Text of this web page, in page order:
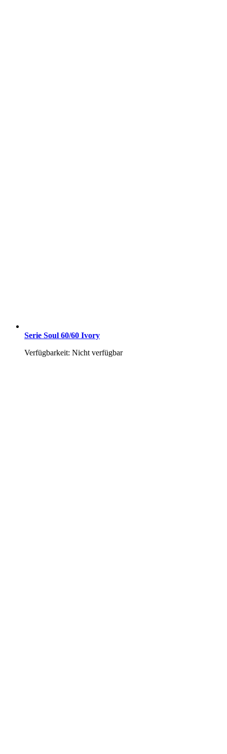
Serie Soul 60/60 Ivory
Verfügbarkeit: Nicht verfügbar